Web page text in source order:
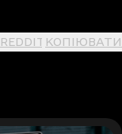
REDDIT КОПІЮВАТИ